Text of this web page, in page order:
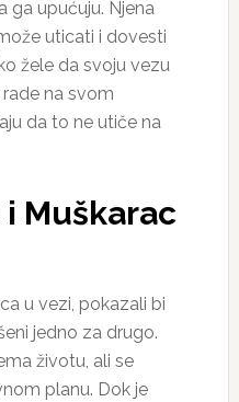
ga upućuju. Njena
uticati i dovesti
žele da svoju vezu
na svom
da to ne utiče na
Muškarac
u vezi, pokazali bi
jedno za drugo.
životu, ali se
planu. Dok je